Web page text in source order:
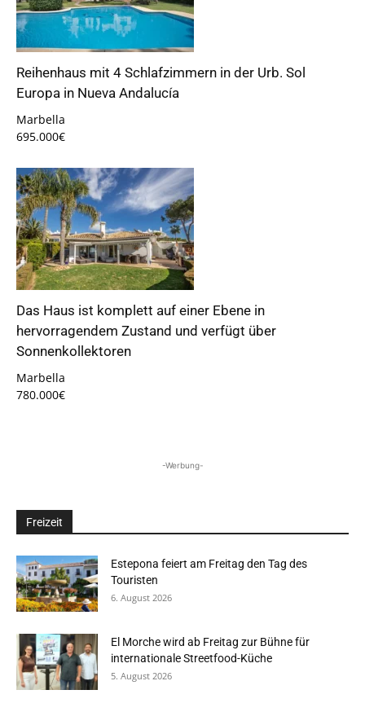
Reihenhaus mit 4 Schlafzimmern in der Urb. Sol
Europa in Nueva Andalucía
Marbella
695.000€
Das Haus ist komplett auf einer Ebene in
hervorragendem Zustand und verfügt über
Sonnenkollektoren
Marbella
780.000€
-Werbung-
Freizeit
Estepona feiert am Freitag den Tag des
Touristen
6. August 2026
El Morche wird ab Freitag zur Bühne für
internationale Streetfood-Küche
5. August 2026